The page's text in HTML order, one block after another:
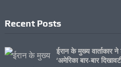
Recent Posts
ईरान के मुख्य वार्ताकार
‘अमेरिका बार-बार